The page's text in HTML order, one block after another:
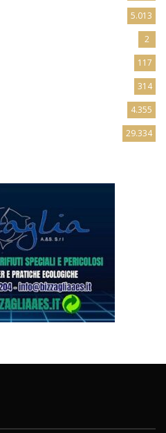
5.013
2
117
314
4.355
29.334